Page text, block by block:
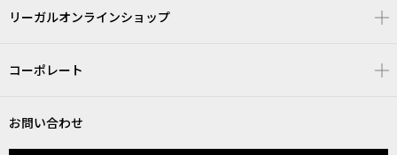
リーガルオンラインショップ
コーポレート
お問い合わせ